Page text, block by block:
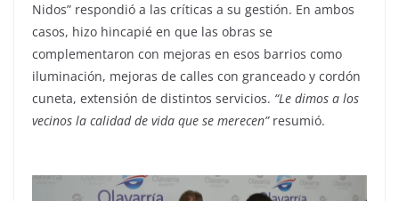
Nidos” respondió a las críticas a su gestión. En ambos
casos, hizo hincapié en que las obras se
complementaron con mejoras en esos barrios como
iluminación, mejoras de calles con granceado y cordón
cuneta, extensión de distintos servicios. “Le dimos a los
vecinos la calidad de vida que se merecen”resumió.